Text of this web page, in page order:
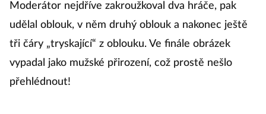
Moderátor nejdříve zakroužkoval dva hráče, pak
udělal oblouk, v něm druhý oblouk a nakonec ještě
tři čáry „tryskající“ z oblouku. Ve finále obrázek
vypadal jako mužské přirození, což prostě nešlo
přehlédnout!